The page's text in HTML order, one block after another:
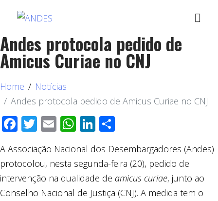
Andes protocola pedido de
Amicus Curiae no CNJ
Home
Notícias
Andes protocola pedido de Amicus Curiae no CNJ
Facebook
Twitter
EmailWhatsApp
LinkedIn
A Associação Nacional dos Desembargadores (Andes)
protocolou, nesta segunda-feira (20), pedido de
intervenção na qualidade de amicus curiae, junto ao
Conselho Nacional de Justiça (CNJ). A medida tem o